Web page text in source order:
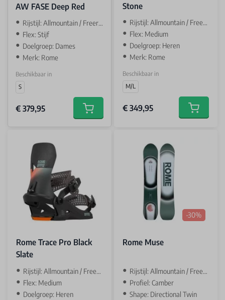
AW FASE Deep Red
Rijstijl: Allmountain / Freeride
Flex: Stijf
Doelgroep: Dames
Merk: Rome
Beschikbaar in
S
€ 379,95 Add to cart
Stone
‌Rijstijl: Allmountain / Freestyle
Flex: Medium
Doelgroep: Heren
Merk: Rome
Beschikbaar in
M/L
€ 349,95 Add to
Rome Trace Pro Black
Slate
Rijstijl: Allmountain / Freestyle
Flex: Medium
Doelgroep: Heren
-30%
Rome Muse
Rijstijl: Allmountain / Freestyle
Profiel: Camber
Shape: Directional Twin